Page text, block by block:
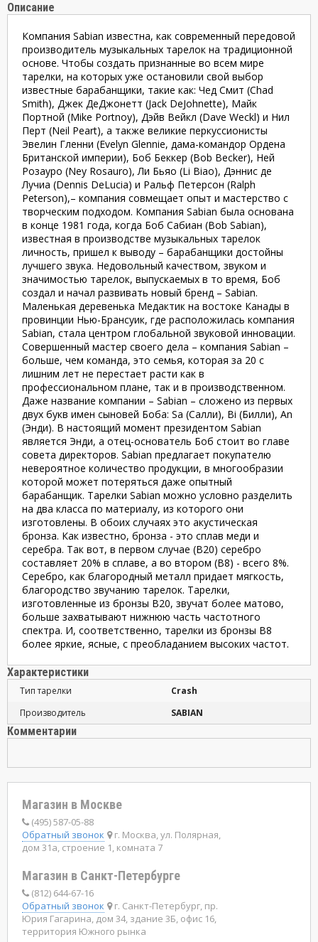
Описание
Компания Sabian известна, как современный передовой
производитель музыкальных тарелок на традиционной
основе. Чтобы создать признанные во всем мире
тарелки, на которых уже остановили свой выбор
известные барабанщики, такие как: Чед Смит (Chad
Smith), Джек ДеДжонетт (Jack DeJohnette), Майк
Портной (Mike Portnoy), Дэйв Вейкл (Dave Weckl) и Нил
Перт (Neil Peart), а также великие перкуссионисты
Эвелин Гленни (Evelyn Glennie, дама-командор Ордена
Британской империи), Боб Беккер (Bob Becker), Ней
Розауро (Ney Rosauro), Ли Бьяо (Li Biao), Дэннис де
Лучиа (Dennis DeLucia) и Ральф Петерсон (Ralph
Peterson),– компания совмещает опыт и мастерство с
творческим подходом. Компания Sabian была основана
в конце 1981 года, когда Боб Сабиан (Bob Sabian),
известная в производстве музыкальных тарелок
личность, пришел к выводу – барабанщики достойны
лучшего звука. Недовольный качеством, звуком и
значимостью тарелок, выпускаемых в то время, Боб
создал и начал развивать новый бренд – Sabian.
Маленькая деревенька Медактик на востоке Канады в
провинции Нью-Брансуик, где расположилась компания
Sabian, стала центром глобальной звуковой инновации.
Совершенный мастер своего дела – компания Sabian –
больше, чем команда, это семья, которая за 20 с
лишним лет не перестает расти как в
профессиональном плане, так и в производственном.
Даже название компании – Sabian – сложено из первых
двух букв имен сыновей Боба: Sa (Салли), Bi (Билли), An
(Энди). В настоящий момент президентом Sabian
является Энди, а отец-основатель Боб стоит во главе
совета директоров. Sabian предлагает покупателю
невероятное количество продукции, в многообразии
которой может потеряться даже опытный
барабанщик. Тарелки Sabian можно условно разделить
на два класса по материалу, из которого они
изготовлены. В обоих случаях это акустическая
бронза. Как известно, бронза - это сплав меди и
серебра. Так вот, в первом случае (В20) серебро
составляет 20% в сплаве, а во втором (В8) - всего 8%.
Серебро, как благородный металл придает мягкость,
благородство звучанию тарелок. Тарелки,
изготовленные из бронзы В20, звучат более матово,
больше захватывают нижнюю часть частотного
спектра. И, соответственно, тарелки из бронзы В8
более яркие, ясные, с преобладанием высоких частот.
Характеристики
Тип тарелки
Crash
Производитель
SABIAN
Комментарии
Магазин в Москве
(495) 587-05-88
Обратный звонок
г. Москва, ул. Полярная,
дом 31а, строение 1, комната 7
Магазин в Санкт-Петербурге
(812) 644-67-16
Обратный звонок
г. Санкт-Петербург, пр.
Юрия Гагарина, дом 34, здание 3Б, офис 16,
территория Южного рынка